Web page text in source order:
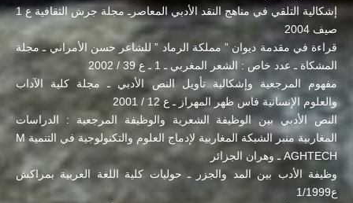
إشكالية التلقي في مناهج النقد الأدبي المعاصرـ مجلة جرش الثقافية ع 1
صيف 2004
قراءة في مقدمة ديوان ” مملكة الرماد ” للشاعر حسن الأمراني ـ مجلة
المشكاة ـ عدد خاص : الشعر المغربي ـ 1 ـ ع 39 / 2002
مفهوم المرجعية وإشكالية تأويل النص الأدبي ـ مجلة كلية الآداب
والعلوم الإنسانية فاس ظهر المهراز ـ ع 12 / 2001
النص الأدبي بين الوظيفة الشعرية والوظيفة المرجعية : الدراسات
المغاربية منبر الشبكة المغاربية لإدماج العلوم والتكنولوجية في التنمية M
AGHTECH ـ وهران الجزائر
وظيفة الأدب بين المد والجزر ـ حوليات كلية اللغة العربية بمراكش
ع1/1999